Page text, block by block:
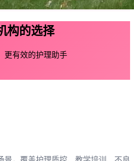
构的选择
更有效的护理助手